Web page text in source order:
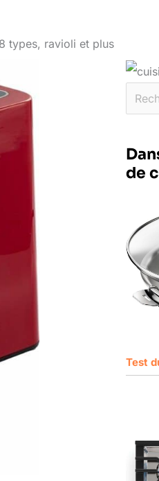
types, ravioli et plus
de
Test